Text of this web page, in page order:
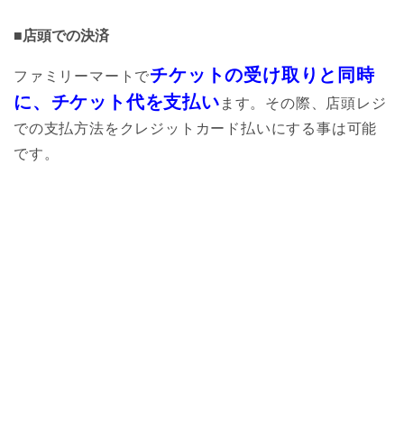
■店頭での決済
ファミリーマートでチケットの受け取りと同時
に、チケット代を支払い ます。その際、店頭レジ
での支払方法をクレジットカード払いにする事は可能
です。